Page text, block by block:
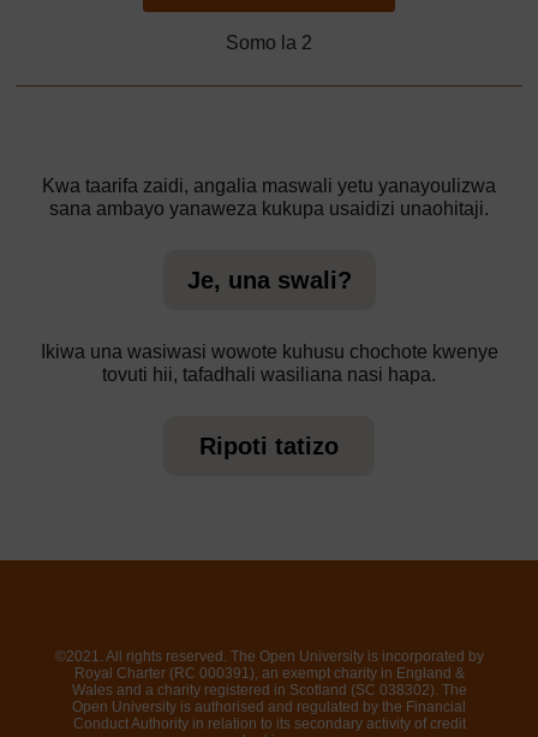
Somo la 2
Kwa taarifa zaidi, angalia maswali yetu yanayoulizwa
sana ambayo yanaweza kukupa usaidizi unaohitaji.
Je, una swali?
Ikiwa una wasiwasi wowote kuhusu chochote kwenye
tovuti hii, tafadhali wasiliana nasi hapa.
Ripoti tatizo
©2021. All rights reserved. The Open University is incorporated by
Royal Charter (RC 000391), an exempt charity in England &
Wales and a charity registered in Scotland (SC 038302). The
Open University is authorised and regulated by the Financial
Conduct Authority in relation to its secondary activity of credit